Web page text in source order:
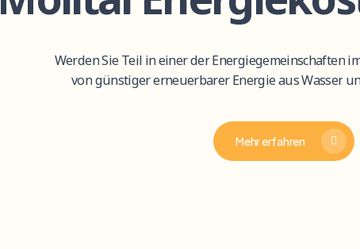
WerdenSie Teil ineinerderEnergiegemeinschaften
vongünstigererneuerbarer EnergieausWasser
Mehr erfahren